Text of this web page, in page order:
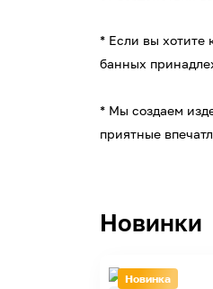
* Если вы хотите
банных
* Мы создаем
приятные
Новинки
Новинка